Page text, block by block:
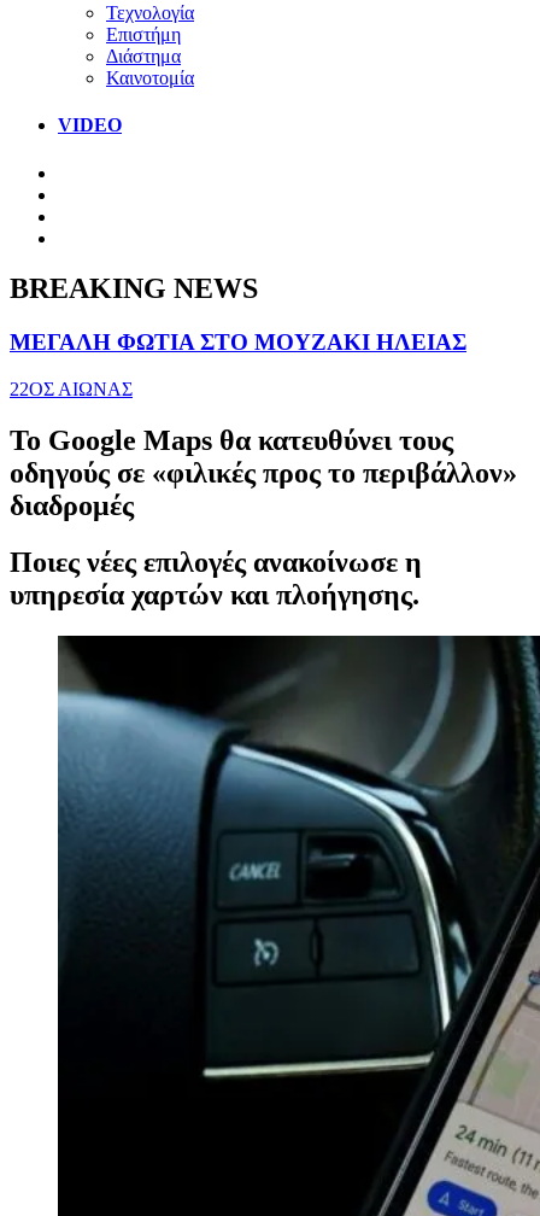
Τεχνολογία
Επιστήμη
Διάστημα
Καινοτομία
VIDEO
BREAKING NEWS
ΜΕΓΑΛΗ ΦΩΤΙΑ ΣΤΟ ΜΟΥΖΑΚΙ ΗΛΕΙΑΣ
22ΟΣ ΑΙΩΝΑΣ
To Google Maps θα κατευθύνει τους
οδηγούς σε «φιλικές προς το περιβάλλον»
διαδρομές
Ποιες νέες επιλογές ανακοίνωσε η
υπηρεσία χαρτών και πλοήγησης.